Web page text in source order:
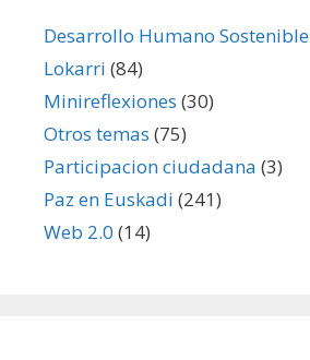
Desarrollo Humano Sostenible
Lokarri (84)
Minireflexiones (30)
Otros temas (75)
Participacion ciudadana (3)
Paz en Euskadi (241)
Web 2.0 (14)